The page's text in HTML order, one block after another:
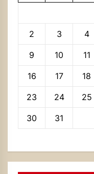
2 3 4
9 10 11
16 17 18
23 24 25
30
31